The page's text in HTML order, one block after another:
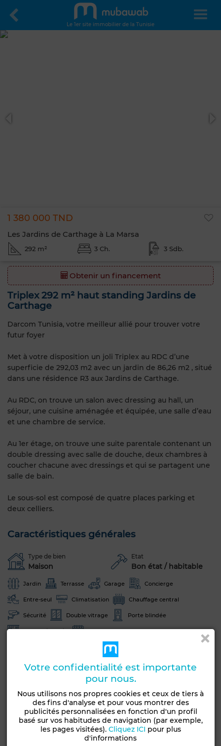
Le 1er site immobilier de la Tunisie
1 380 000 TND
Les Jardins de Carthage à La Marsa
292 m² 3 Ch. 3 Sdb.
Obtenir un financement
Triplex 292 m² haut standing Jardins de
Carthage
Darcom Tunisia, votre meilleur allié pour trouver votre
futur foyer
Met à votre disposition un joli Triplex au RDC d’une
superficie de 292,03 m2 avec un jardin de 86,26 m2 , situé
dans une résidence R3 aux Jardins de Carthage.
Au RDC, on trouve un salon avec dressing au hall, un
séjour, une cuisine aménagée et équipée, une salle d’eau
et une chambre de service.
Au 1er étage, on trouve une suite parentale contenant un
double dressing avec salle de douche, deux chambres à
coucher chacune avec dressings et qui se partagent une
salle de bain.
Le sous-sol est composé de quatre places parking et
deux celliers.
Caractéristiques générales
Type de bien
Maison
Etat
Bon état / habitable
Jardin Terrasse Garage Concierge
Entre-seul Climatisation Chauffage central
Sécurité Double vitrage Porte blindée
Cuisine équipée Four
Votre confidentialité est importante
pour nous.
Nous utilisons nos propres cookies et ceux de tiers à
des fins d'analyse et pour vous montrer des
publicités personnalisées en fonction d'un profil
basé sur vos habitudes de navigation (par exemple,
les pages visitées). Cliquez ICI pour plus
d'informations